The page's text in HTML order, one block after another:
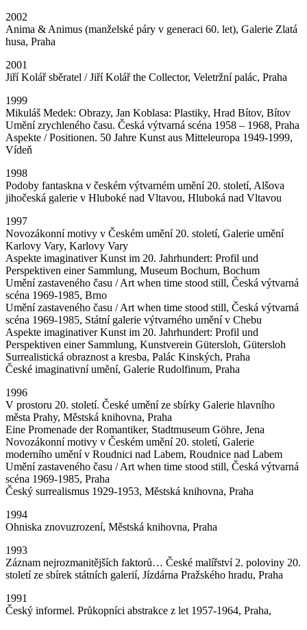
2002
Anima & Animus (manželské páry v generaci 60. let), Galerie Zlatá
husa, Praha
2001
Jiří Kolář sběratel / Jiří Kolář the Collector, Veletržní palác, Praha
1999
Mikuláš Medek: Obrazy, Jan Koblasa: Plastiky, Hrad Bítov, Bítov
Umění zrychleného času. Česká výtvarná scéna 1958 – 1968, Praha
Aspekte / Positionen. 50 Jahre Kunst aus Mitteleuropa 1949-1999,
Vídeň
1998
Podoby fantaskna v českém výtvarném umění 20. století, Alšova
jihočeská galerie v Hluboké nad Vltavou, Hluboká nad Vltavou
1997
Novozákonní motivy v Českém umění 20. století, Galerie umění
Karlovy Vary, Karlovy Vary
Aspekte imaginativer Kunst im 20. Jahrhundert: Profil und
Perspektiven einer Sammlung, Museum Bochum, Bochum
Umění zastaveného času / Art when time stood still, Česká výtvarná
scéna 1969-1985, Brno
Umění zastaveného času / Art when time stood still, Česká výtvarná
scéna 1969-1985, Státní galerie výtvarného umění v Chebu
Aspekte imaginativer Kunst im 20. Jahrhundert: Profil und
Perspektiven einer Sammlung, Kunstverein Gütersloh, Gütersloh
Surrealistická obraznost a kresba, Palác Kinských, Praha
České imaginativní umění, Galerie Rudolfinum, Praha
1996
V prostoru 20. století. České umění ze sbírky Galerie hlavního
města Prahy, Městská knihovna, Praha
Eine Promenade der Romantiker, Stadtmuseum Göhre, Jena
Novozákonní motivy v Českém umění 20. století, Galerie
moderního umění v Roudnici nad Labem, Roudnice nad Labem
Umění zastaveného času / Art when time stood still, Česká výtvarná
scéna 1969-1985, Praha
Český surrealismus 1929-1953, Městská knihovna, Praha
1994
Ohniska znovuzrození, Městská knihovna, Praha
1993
Záznam nejrozmanitějších faktorů… České malířství 2. poloviny 20.
století ze sbírek státních galerií, Jízdárna Pražského hradu, Praha
1991
Český informel. Průkopníci abstrakce z let 1957-1964, Praha,